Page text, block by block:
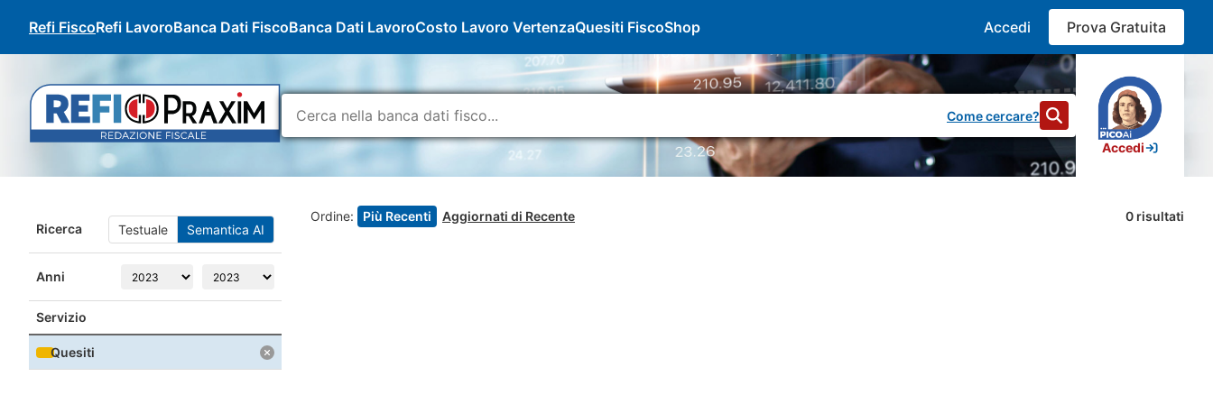
Refi FiscoRefi LavoroBanca Dati FiscoBanca Dati LavoroCosto Lavoro VertenzaQuesiti FiscoShop Accedi Prova Gratuita
Come cercare?
Accedi
Ricerca Testuale Semantica AI
Anni
Servizio
Quesiti
0 risultati
Ordine: Più Recenti Aggiornati di Recente